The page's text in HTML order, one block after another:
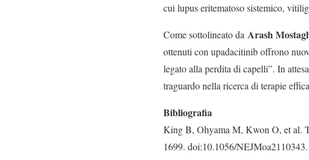
cui lupus eritematoso sistemico,
Come sottolineato da Arash
ottenuti con upadacitinib offrono
legato alla perdita di capelli”. In
traguardo nella ricerca di terapie
Bibliografia
King B, Ohyama M, Kwon O, et al.
1699. doi:10.1056/NEJMoa2110343.